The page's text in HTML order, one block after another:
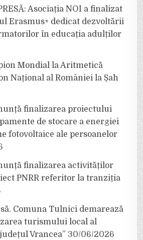
Asociația NOI a finalizat
Erasmus+ dedicat dezvoltării
în educația adulților
Mondial la Aritmetică
Național al României la Șah
finalizarea proiectului
de stocare a energiei
fotovoltaice ale persoanelor
finalizarea activităților
PNRR referitor la tranziția
Comuna Tulnici demarează
turismului local al
Vrancea” 30/06/2026